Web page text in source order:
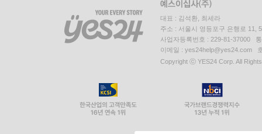
대표 : 김석환, 최세라
주소 : 서울시 영등포구 은행로 11,
사업자등록번호 : 229-81-37000
이메일 : yes24help@yes24.com
Copyright ⓒ YES24 Corp. All